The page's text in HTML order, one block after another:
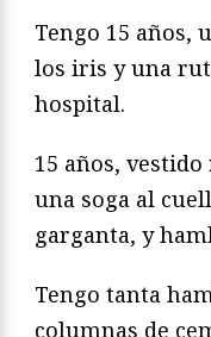
Tengo 15 años,
los iris y una
hospital.
15 años,
una soga al
garganta, y
Tengo tanta
columnas de